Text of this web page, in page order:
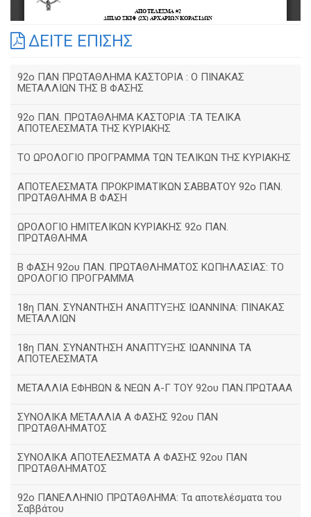
ΔΕΙΤΕ ΕΠΙΣΗΣ
92o ΠΑΝ ΠΡΩΤΑΘΛΗΜΑ ΚΑΣΤΟΡΙΑ : Ο ΠΙΝΑΚΑΣ
ΜΕΤΑΛΛΙΩΝ ΤΗΣ Β ΦΑΣΗΣ
92ο ΠΑΝ. ΠΡΩΤΑΘΛΗΜΑ ΚΑΣΤΟΡΙΑ :ΤΑ ΤΕΛΙΚΑ
ΑΠΟΤΕΛΕΣΜΑΤΑ ΤΗΣ ΚΥΡΙΑΚΗΣ
ΤΟ ΩΡΟΛΟΓΙΟ ΠΡΟΓΡΑΜΜΑ ΤΩΝ ΤΕΛΙΚΩΝ ΤΗΣ ΚΥΡΙΑΚΗΣ
ΑΠΟΤΕΛΕΣΜΑΤΑ ΠΡΟΚΡΙΜΑΤΙΚΩΝ ΣΑΒΒΑΤΟΥ 92o ΠΑΝ.
ΠΡΩΤΑΘΛΗΜΑ Β ΦΑΣΗ
ΩΡΟΛΟΓΙΟ ΗΜΙΤΕΛΙΚΩΝ ΚΥΡΙΑΚΗΣ 92ο ΠΑΝ.
ΠΡΩΤΑΘΛΗΜΑ
Β ΦΑΣΗ 92ου ΠΑΝ. ΠΡΩΤΑΘΛΗΜΑΤΟΣ ΚΩΠΗΛΑΣΙΑΣ: ΤΟ
ΩΡΟΛΟΓΙΟ ΠΡΟΓΡΑΜΜΑ
18η ΠΑΝ. ΣΥΝΑΝΤΗΣΗ ΑΝΑΠΤΥΞΗΣ ΙΩΑΝΝΙΝΑ: ΠΙΝΑΚΑΣ
ΜΕΤΑΛΛΙΩΝ
18η ΠΑΝ. ΣΥΝΑΝΤΗΣΗ ΑΝΑΠΤΥΞΗΣ ΙΩΑΝΝΙΝΑ ΤΑ
ΑΠΟΤΕΛΕΣΜΑΤΑ
ΜΕΤΑΛΛΙΑ ΕΦΗΒΩΝ & ΝΕΩΝ Α-Γ ΤΟΥ 92ου ΠΑΝ.ΠΡΩΤΑΑΑ
ΣΥΝΟΛΙΚΑ ΜΕΤΑΛΛΙΑ Α ΦΑΣΗΣ 92ου ΠΑΝ
ΠΡΩΤΑΘΛΗΜΑΤΟΣ
ΣΥΝΟΛΙΚΑ ΑΠΟΤΕΛΕΣΜΑΤΑ Α ΦΑΣΗΣ 92ου ΠΑΝ
ΠΡΩΤΑΘΛΗΜΑΤΟΣ
92ο ΠΑΝΕΛΛΗΝΙΟ ΠΡΩΤΑΘΛΗΜΑ: Τα αποτελέσματα του
Σαββάτου